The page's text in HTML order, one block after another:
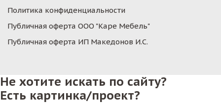
Политика конфиденциальности
Публичная оферта ООО "Каре Мебель"
Публичная оферта ИП Македонов И.С.
Не хотите искать по сайту?
Есть картинка/проект?